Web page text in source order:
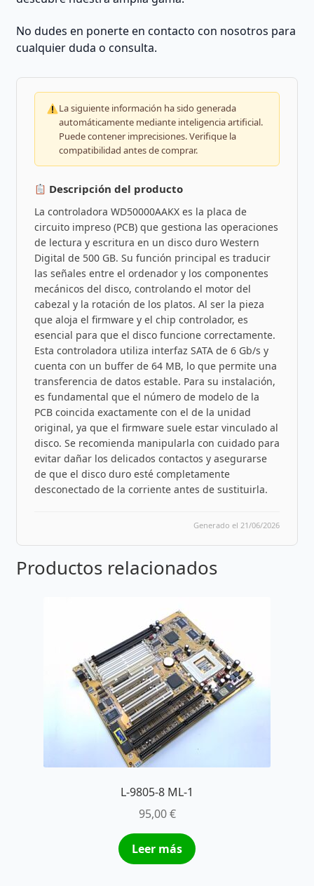
No dudes en ponerte en contacto con nosotros para
cualquier duda o consulta.
La siguiente información ha sido generada
automáticamente mediante inteligencia artificial.
Puede contener imprecisiones. Verifique la
compatibilidad antes de comprar.
Descripción del producto
La controladora WD50000AAKX es la placa de
circuito impreso (PCB) que gestiona las operaciones
de lectura y escritura en un disco duro Western
Digital de 500 GB. Su función principal es traducir
las señales entre el ordenador y los componentes
mecánicos del disco, controlando el motor del
cabezal y la rotación de los platos. Al ser la pieza
que aloja el firmware y el chip controlador, es
esencial para que el disco funcione correctamente.
Esta controladora utiliza interfaz SATA de 6 Gb/s y
cuenta con un buffer de 64 MB, lo que permite una
transferencia de datos estable. Para su instalación,
es fundamental que el número de modelo de la
PCB coincida exactamente con el de la unidad
original, ya que el firmware suele estar vinculado al
disco. Se recomienda manipularla con cuidado para
evitar dañar los delicados contactos y asegurarse
de que el disco duro esté completamente
desconectado de la corriente antes de sustituirla.
Generado el 21/06/2026
Productos relacionados
L-9805-8 ML-1
95,00€
Leer más